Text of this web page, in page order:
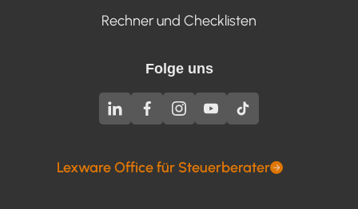
Rechner und Checklisten
Folge uns
Lexware Office für Steuerberater